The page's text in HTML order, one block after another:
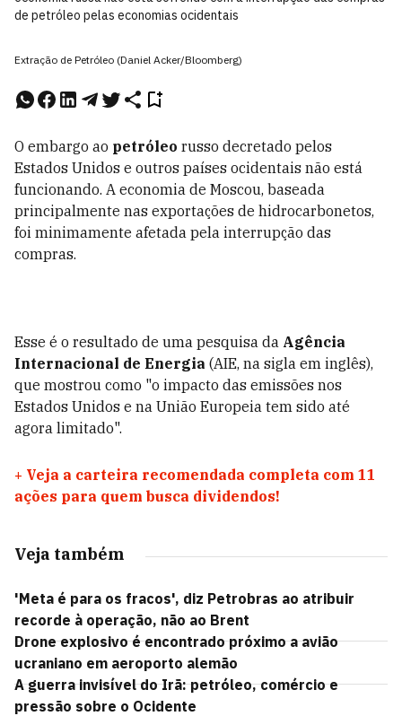
de petróleo pelas economias ocidentais
Extração de Petróleo (Daniel Acker/Bloomberg)
O embargo ao petróleo russo decretado pelos
Estados Unidos e outros países ocidentais não está
funcionando. A economia de Moscou, baseada
principalmente nas exportações de hidrocarbonetos,
foi minimamente afetada pela interrupção das
compras.
Esse é o resultado de uma pesquisa da Agência
Internacional de Energia (AIE, na sigla em inglês),
que mostrou como "o impacto das emissões nos
Estados Unidos e na União Europeia tem sido até
agora limitado".
+ Veja a carteira recomendada completa com 11
ações para quem busca dividendos!
Veja também
'Meta é para os fracos', diz Petrobras ao atribuir
recorde à operação, não ao Brent
Drone explosivo é encontrado próximo a avião
ucraniano em aeroporto alemão
A guerra invisível do Irã: petróleo, comércio e
pressão sobre o Ocidente